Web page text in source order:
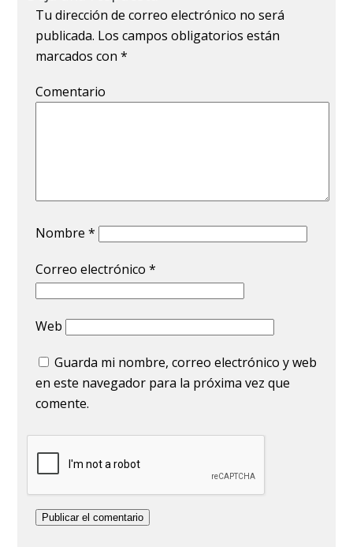
Tu dirección de correo electrónico no será
publicada. Los campos obligatorios están
marcados con*
Comentario
Nombre*
Correo electrónico*
Web
Guarda mi nombre, correo electrónico y web
en este navegador para la próxima vez que
comente.